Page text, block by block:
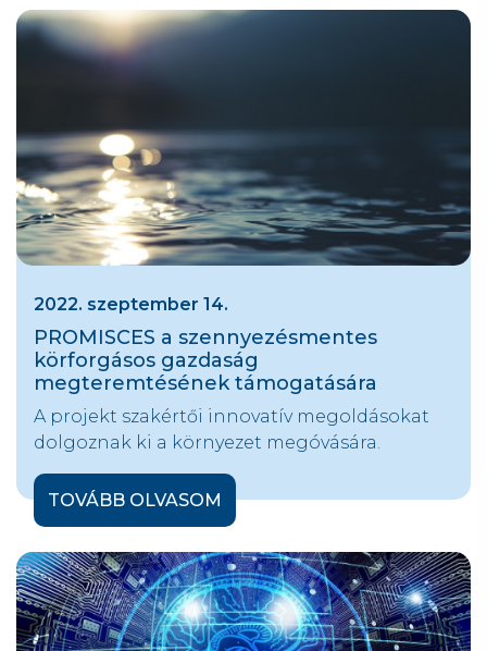
2022. szeptember 14.
PROMISCES a szennyezésmentes
körforgásos gazdaság
megteremtésének támogatására
A projekt szakértői innovatív megoldásokat
dolgoznak ki a környezet megóvására.
TOVÁBB OLVASOM